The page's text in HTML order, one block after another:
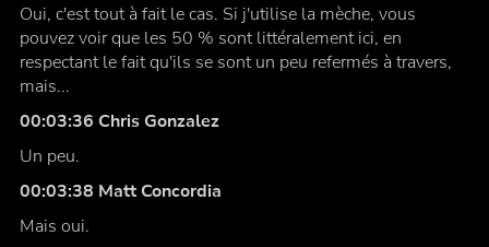
Oui, c'est tout à fait le cas. Si j'utilise la mèche, vous
pouvez voir que les 50 % sont littéralement ici, en
respectant le fait qu'ils se sont un peu refermés à travers,
mais...
00:03:36 Chris Gonzalez
Un peu.
00:03:38 Matt Concordia
Mais oui.